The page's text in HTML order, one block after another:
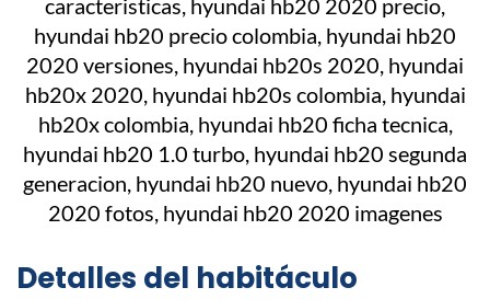
Detalles del habitáculo